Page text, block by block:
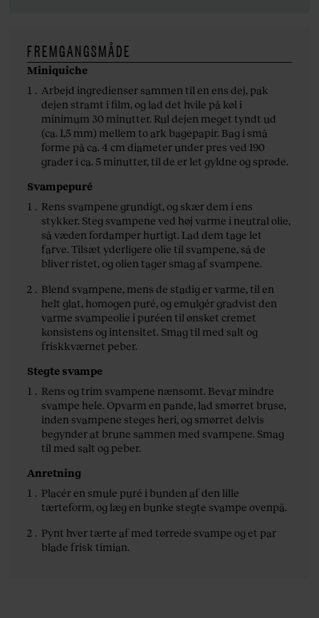
FREMGANGSMÅDE
Miniquiche
Arbejd ingredienser sammen til en ens dej, pak
dejen stramt i film, og lad det hvile på køl i
minimum 30 minutter. Rul dejen meget tyndt ud
(ca. 1,5 mm) mellem to ark bagepapir. Bag i små
forme på ca. 4 cm diameter under pres ved 190
grader i ca. 5 minutter, til de er let gyldne og sprøde.
Svampepuré
Rens svampene grundigt, og skær dem i ens
stykker. Steg svampene ved høj varme i neutral olie,
så væden fordamper hurtigt. Lad dem tage let
farve. Tilsæt yderligere olie til svampene, så de
bliver ristet, og olien tager smag af svampene.
Blend svampene, mens de stadig er varme, til en
helt glat, homogen puré, og emulgér gradvist den
varme svampeolie i puréen til ønsket cremet
konsistens og intensitet. Smag til med salt og
friskkværnet peber.
Stegte svampe
Rens og trim svampene nænsomt. Bevar mindre
svampe hele. Opvarm en pande, lad smørret bruse,
inden svampene steges heri, og smørret delvis
begynder at brune sammen med svampene. Smag
til med salt og peber.
Anretning
Placér en smule puré i bunden af den lille
tærteform, og læg en bunke stegte svampe ovenpå.
Pynt hver tærte af med tørrede svampe og et par
blade frisk timian.